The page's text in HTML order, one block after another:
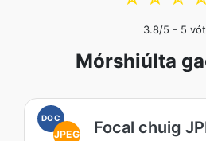
3.8/5 - 5
Mórshiúlta
DOC
JPEG Focal chuig